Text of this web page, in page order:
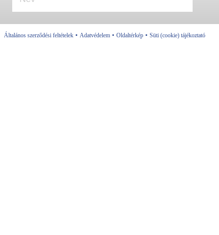
Általános szerződési feltételek • Adatvédelem • Oldaltérkép • Süti (cookie) tájékoztató